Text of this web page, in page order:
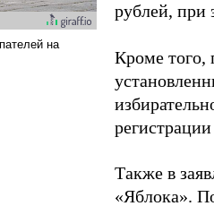
рублей, при
Кроме того,
Также в
«Яблока».